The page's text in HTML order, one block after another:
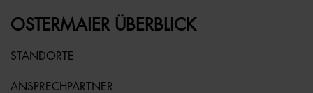
OSTERMAIER ÜBERBLICK
STANDORTE
ANSPRECHPARTNER